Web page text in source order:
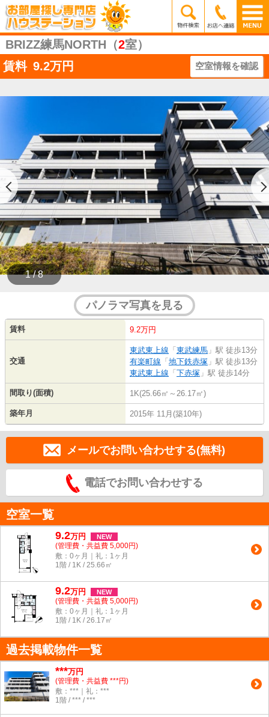
BRIZZ練馬NORTH（2室）
賃料 9.2万円 空室情報を確認
1 / 8
パノラマ写真を見る
賃料 9.2万円
交通
東武東上線 「 東武練馬 」駅 徒歩13分
有楽町線 「 地下鉄赤塚 」駅 徒歩13分
東武東上線 「 下赤塚 」駅 徒歩14分
間取り(面積) 1K(25.66㎡～26.17㎡)
築年月 2015年 11月(築10年)
メールでお問い合わせする(無料)
電話でお問い合わせする
空室一覧
9.2万円 NEW
(管理費・共益費 5,000円)
敷：0ヶ月｜礼：1ヶ月
1階 / 1K / 25.66㎡
9.2万円 NEW
(管理費・共益費 5,000円)
敷：0ヶ月｜礼：1ヶ月
1階 / 1K / 26.17㎡
過去掲載物件一覧
***万円
(管理費・共益費 ***円)
敷：***｜礼：***
1階 / *** / ***